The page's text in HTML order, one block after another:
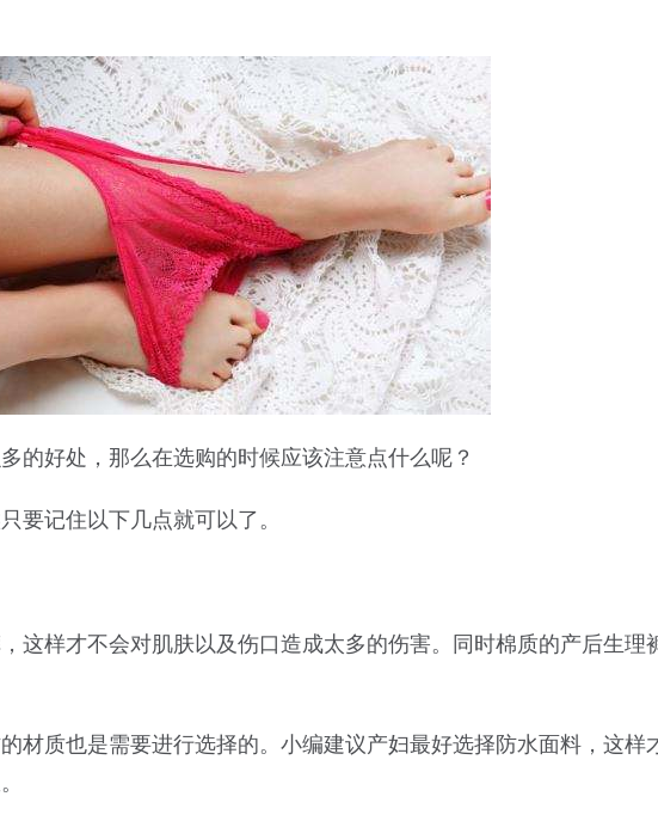
的好处，那么在选购的时候应该注意点什么呢？
要记住以下几点就可以了。
这样才不会对肌肤以及伤口造成太多的伤害。同时棉质的产后生理
材质也是需要进行选择的。小编建议产妇最好选择防水面料，这样